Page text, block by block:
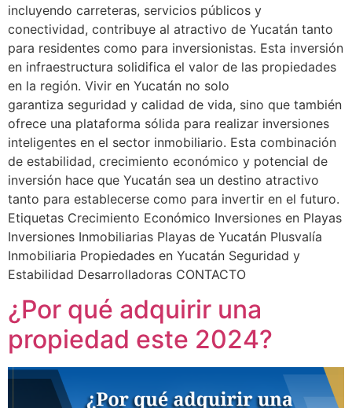
incluyendo carreteras, servicios públicos y
conectividad, contribuye al atractivo de Yucatán tanto
para residentes como para inversionistas. Esta inversión
en infraestructura solidifica el valor de las propiedades
en la región. Vivir en Yucatán no solo
garantiza seguridad y calidad de vida, sino que también
ofrece una plataforma sólida para realizar inversiones
inteligentes en el sector inmobiliario. Esta combinación
de estabilidad, crecimiento económico y potencial de
inversión hace que Yucatán sea un destino atractivo
tanto para establecerse como para invertir en el futuro.
Etiquetas Crecimiento Económico Inversiones en Playas
Inversiones Inmobiliarias Playas de Yucatán Plusvalía
Inmobiliaria Propiedades en Yucatán Seguridad y
Estabilidad Desarrolladoras CONTACTO
¿Por qué adquirir una
propiedad este 2024?